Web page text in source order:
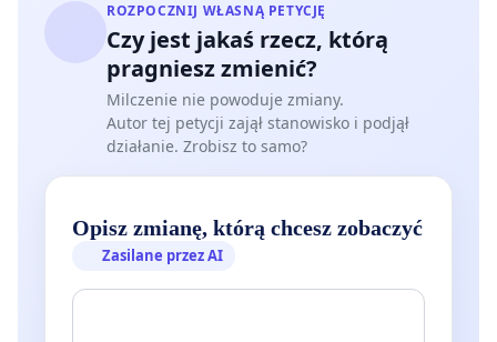
ROZPOCZNIJ WŁASNĄ PETYCJĘ
Czy jest jakaś rzecz, którą
pragniesz zmienić?
Milczenie nie powoduje zmiany.
Autor tej petycji zajął stanowisko i podjął
działanie. Zrobisz to samo?
Opisz zmianę, którą chcesz zobaczyć
Zasilane przez AI